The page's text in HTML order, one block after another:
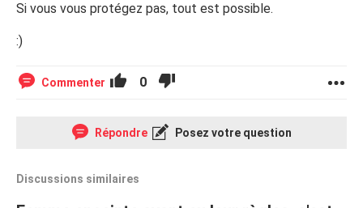
Si vous vous protégez pas, tout est possible.
:)
Commenter 0
Répondre Posez votre question
Discussions similaires